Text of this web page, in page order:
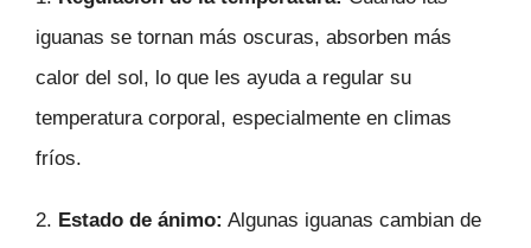
iguanas se tornan más oscuras, absorben más
calor del sol, lo que les ayuda a regular su
temperatura corporal, especialmente en climas
fríos.
2. Estado de ánimo: Algunas iguanas cambian de